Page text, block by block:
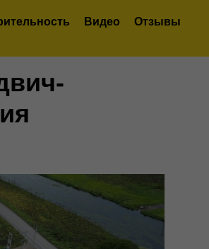
Видео
Отзывы